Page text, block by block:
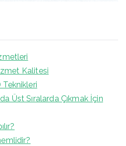
Kalitesi
Üst Sıralarda Çıkmak İçin